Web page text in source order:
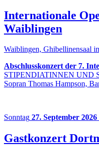
Internationale
Waiblingen
Waiblingen, Ghibellinensaal
Abschlusskonzert der 7.
STIPENDIATINNEN UND
Sopran Thomas Hampson,
Sonntag 27. September 2026
Gastkonzert